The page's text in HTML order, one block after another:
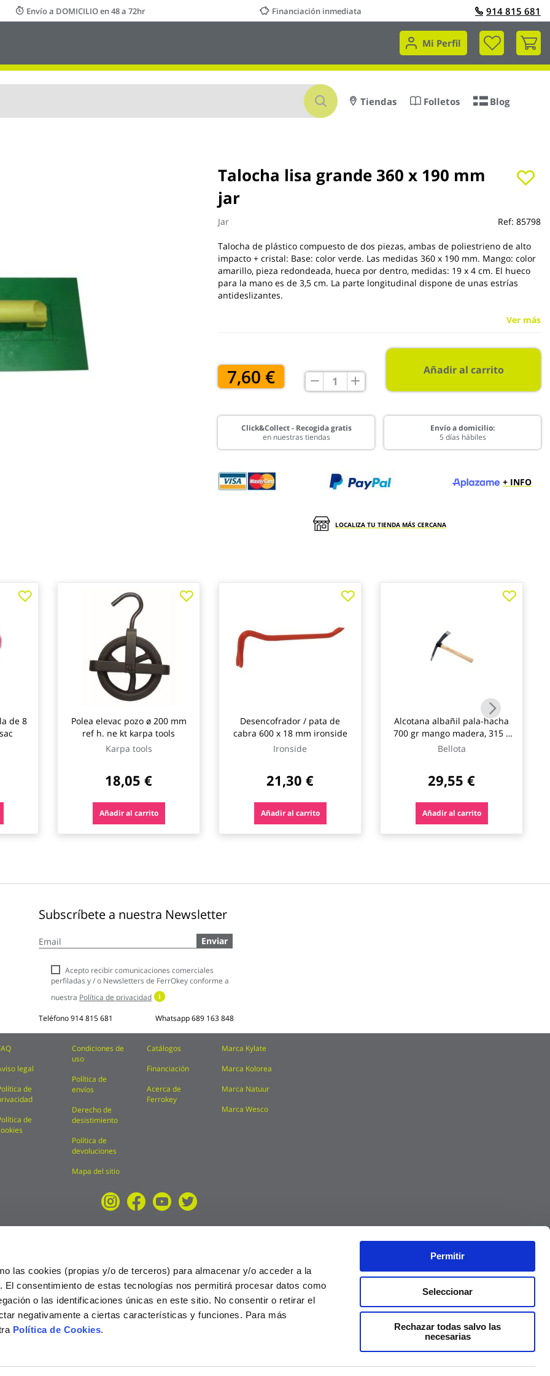
las cookies (propias y/o de terceros) para almacenar y/o acceder a la
El consentimiento de estas tecnologías nos permitirá procesar datos como
o las identificaciones únicas en este sitio. No consentir o retirar el
negativamente a ciertas características y funciones. Para más
Política de Cookies.
Permitir
Seleccionar
Rechazar todas salvo las
necesarias
Envío a DOMICILIO en 48 a 72hr Financiación inmediata 914 815 681
Mi Perfil
Mi
Buscar
Tiendas Folletos Blog
Talocha lisa grande 360 x 190 mm
jar
Jar Ref: 85798
Talocha de plástico compuesto de dos piezas, ambas de poliestrieno de alto
impacto + cristal: Base: color verde. Las medidas 360 x 190 mm. Mango: color
amarillo, pieza redondeada, hueca por dentro, medidas: 19 x 4 cm. El hueco
para la mano es de 3,5 cm. La parte longitudinal dispone de unas estrías
antideslizantes.
Ver más
7,60 € Añadir al carrito
Click&Collect - Recogida gratis
en nuestras tiendas
Envío a domicilio:
5 días hábiles
+ INFO
LOCALIZA TU TIENDA MÁS CERCANA
Polea elevac pozo ø 200 mm
ref h. ne kt karpa tools
Karpa tools
18,05 €
Añadir al carrito
Desencofrador / pata de
cabra 600 x 18 mm ironside
Ironside
21,30 €
Añadir al carrito
Alcotana albañil pala-hacha
700 gr mango madera, 315 x
44 mm bellota
Bellota
29,55 €
Añadir al carrito
Subscríbete a nuestra Newsletter
a
boletín
noticias:
Enviar
Acepto recibir comunicaciones comerciales
perfiladas y / o Newsletters de FerrOkey conforme a
nuestra Política de privacidad
Teléfono914 815 681 Whatsapp689 163 848
legal
de
de
Condiciones de
uso
Política de
envíos
Derecho de
desistimiento
Política de
devoluciones
Mapa del sitio
Catálogos
Financiación
Acerca de
Ferrokey
Marca Kylate
Marca Kolorea
Marca Natuur
Marca Wesco